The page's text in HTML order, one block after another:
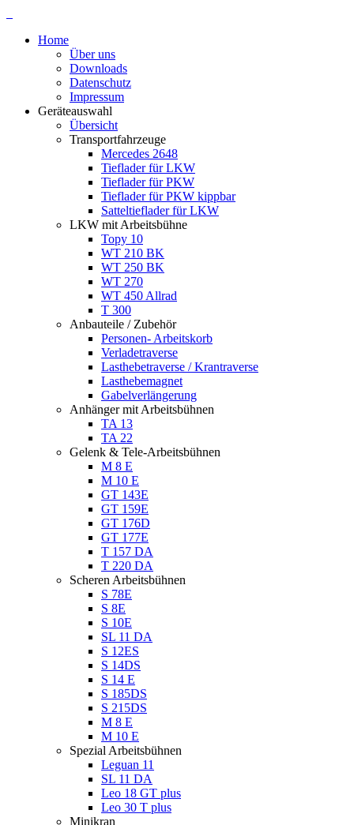
Home
Über uns
Downloads
Datenschutz
Impressum
Geräteauswahl
Übersicht
Transportfahrzeuge
Mercedes 2648
Tieflader für LKW
Tieflader für PKW
Tieflader für PKW kippbar
Satteltieflader für LKW
LKW mit Arbeitsbühne
Topy 10
WT 210 BK
WT 250 BK
WT 270
WT 450 Allrad
T 300
Anbauteile / Zubehör
Personen- Arbeitskorb
Verladetraverse
Lasthebetraverse / Krantraverse
Lasthebemagnet
Gabelverlängerung
Anhänger mit Arbeitsbühnen
TA 13
TA 22
Gelenk & Tele-Arbeitsbühnen
M 8 E
M 10 E
GT 143E
GT 159E
GT 176D
GT 177E
T 157 DA
T 220 DA
Scheren Arbeitsbühnen
S 78E
S 8E
S 10E
SL 11 DA
S 12ES
S 14DS
S 14 E
S 185DS
S 215DS
M 8 E
M 10 E
Spezial Arbeitsbühnen
Leguan 11
SL 11 DA
Leo 18 GT plus
Leo 30 T plus
Minikran